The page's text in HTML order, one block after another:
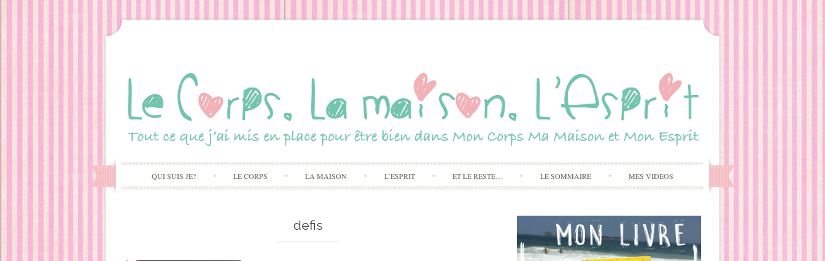
QUI SUIS JE? LE CORPS LA MAISON L’ESPRIT ET LE RESTE… LE SOMMAIRE MES VIDÉOS
defis